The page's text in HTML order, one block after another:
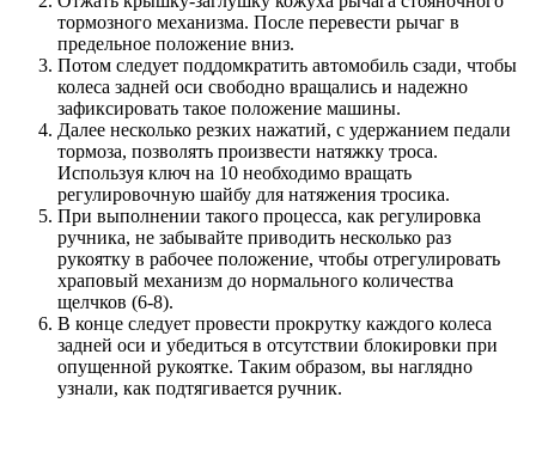
тормозного механизма. После перевести рычаг в
предельное положение вниз.
Потом следует поддомкратить автомобиль сзади, чтобы
колеса задней оси свободно вращались и надежно
зафиксировать такое положение машины.
Далее несколько резких нажатий, с удержанием педали
тормоза, позволять произвести натяжку троса.
Используя ключ на 10 необходимо вращать
регулировочную шайбу для натяжения тросика.
При выполнении такого процесса, как регулировка
ручника, не забывайте приводить несколько раз
рукоятку в рабочее положение, чтобы отрегулировать
храповый механизм до нормального количества
щелчков (6-8).
В конце следует провести прокрутку каждого колеса
задней оси и убедиться в отсутствии блокировки при
опущенной рукоятке. Таким образом, вы наглядно
узнали, как подтягивается ручник.